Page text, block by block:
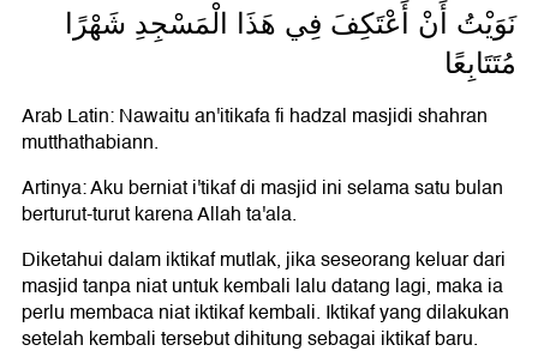
نَوَيْتُ أَنْ أَعْتَكِفَ فِي هَذَا الْمَسْجِدِ شَهْرًا
مُتَتَابِعًا
Arab Latin: Nawaitu an'itikafa fi hadzal masjidi shahran
mutthathabiann.
Artinya: Aku berniat i'tikaf di masjid ini selama satu bulan
berturut-turut karena Allah ta'ala.
Diketahui dalam iktikaf mutlak, jika seseorang keluar dari
masjid tanpa niat untuk kembali lalu datang lagi, maka ia
perlu membaca niat iktikaf kembali. Iktikaf yang dilakukan
setelah kembali tersebut dihitung sebagai iktikaf baru.